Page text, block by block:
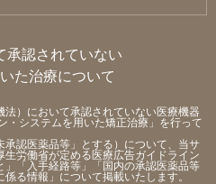
承認されていない
た治療について
）において承認されていない医療機器
・システムを用いた矯正治療」を行って
認医薬品等」とする）について、当サ
労働省が定める医療広告ガイドライン
「入手経路等」「国内の承認医薬品等
る情報」について掲載いたします。